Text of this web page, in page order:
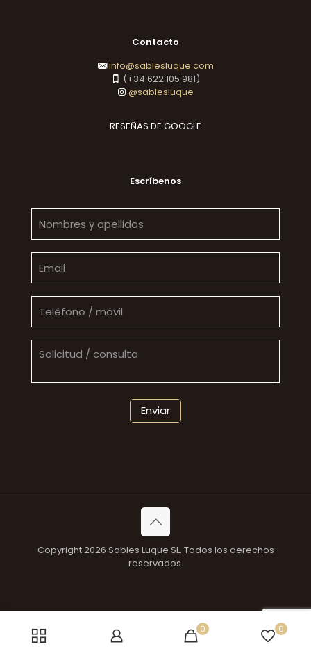
Contacto
info@sablesluque.com
(+34 622 105 981)
@sablesluque
RESEÑAS DE GOOGLE
Escríbenos
Copyright 2026 Sables Luque SL. Todos los derechos
reservados.
0 0